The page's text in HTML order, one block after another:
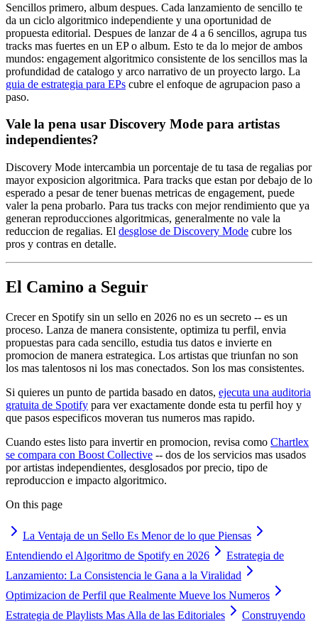
Sencillos primero, album despues. Cada lanzamiento de sencillo te
da un ciclo algoritmico independiente y una oportunidad de
propuesta editorial. Despues de lanzar de 4 a 6 sencillos, agrupa tus
tracks mas fuertes en un EP o album. Esto te da lo mejor de ambos
mundos: engagement algoritmico consistente de los sencillos mas la
profundidad de catalogo y arco narrativo de un proyecto largo. La
guia de estrategia para EPs cubre el enfoque de agrupacion paso a
paso.
Vale la pena usar Discovery Mode para artistas
independientes?
Discovery Mode intercambia un porcentaje de tu tasa de regalias por
mayor exposicion algoritmica. Para tracks que estan por debajo de lo
esperado a pesar de tener buenas metricas de engagement, puede
valer la pena probarlo. Para tus tracks con mejor rendimiento que ya
generan reproducciones algoritmicas, generalmente no vale la
reduccion de regalias. El desglose de Discovery Mode cubre los
pros y contras en detalle.
El Camino a Seguir
Crecer en Spotify sin un sello en 2026 no es un secreto -- es un
proceso. Lanza de manera consistente, optimiza tu perfil, envia
propuestas para cada sencillo, estudia tus datos e invierte en
promocion de manera estrategica. Los artistas que triunfan no son
los mas talentosos ni los mas conectados. Son los mas consistentes.
Si quieres un punto de partida basado en datos, ejecuta una auditoria
gratuita de Spotify para ver exactamente donde esta tu perfil hoy y
que pasos especificos moveran tus numeros mas rapido.
Cuando estes listo para invertir en promocion, revisa como Chartlex
se compara con Boost Collective -- dos de los servicios mas usados
por artistas independientes, desglosados por precio, tipo de
reproduccion e impacto algoritmico.
On this page
La Ventaja de un Sello Es Menor de lo que Piensas
Entendiendo el Algoritmo de Spotify en 2026
Estrategia de
Lanzamiento: La Consistencia le Gana a la Viralidad
Optimizacion de Perfil que Realmente Mueve los Numeros
Estrategia de Playlists Mas Alla de las Editoriales
Construyendo